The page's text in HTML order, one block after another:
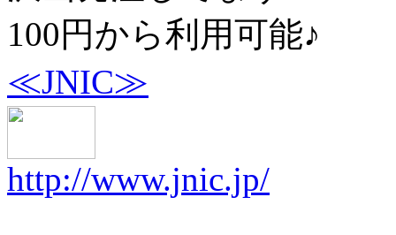
100円から利用可能♪
≪JNIC≫
http://www.jnic.jp/